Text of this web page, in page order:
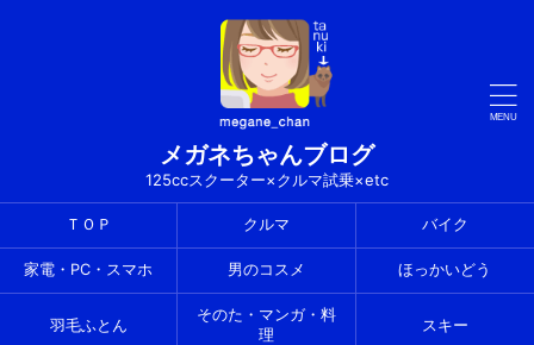
メガネちゃんブログ
125ccスクーター×クルマ試乗×etc
ＴＯＰ クルマ バイク
家電・PC・スマホ 男のコスメ ほっかいどう
羽毛ふとん
そのた・マンガ・料
理
スキー